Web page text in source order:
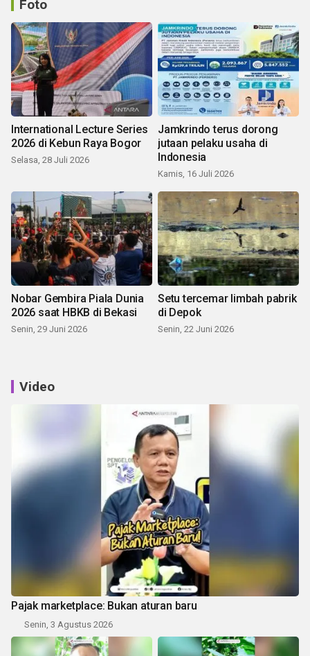
Foto
International Lecture Series
2026 di Kebun Raya Bogor
Selasa, 28 Juli 2026
Jamkrindo terus dorong
jutaan pelaku usaha di
Indonesia
Kamis, 16 Juli 2026
Nobar Gembira Piala Dunia
2026 saat HBKB di Bekasi
Senin, 29 Juni 2026
Setu tercemar limbah pabrik
di Depok
Senin, 22 Juni 2026
Video
Pajak marketplace: Bukan aturan baru
Senin, 3 Agustus 2026